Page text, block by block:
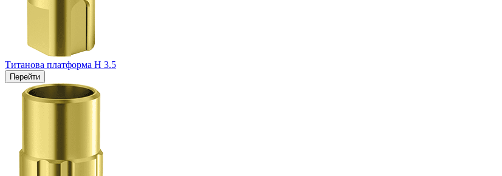
Титанова платформа H 3.5
Перейти